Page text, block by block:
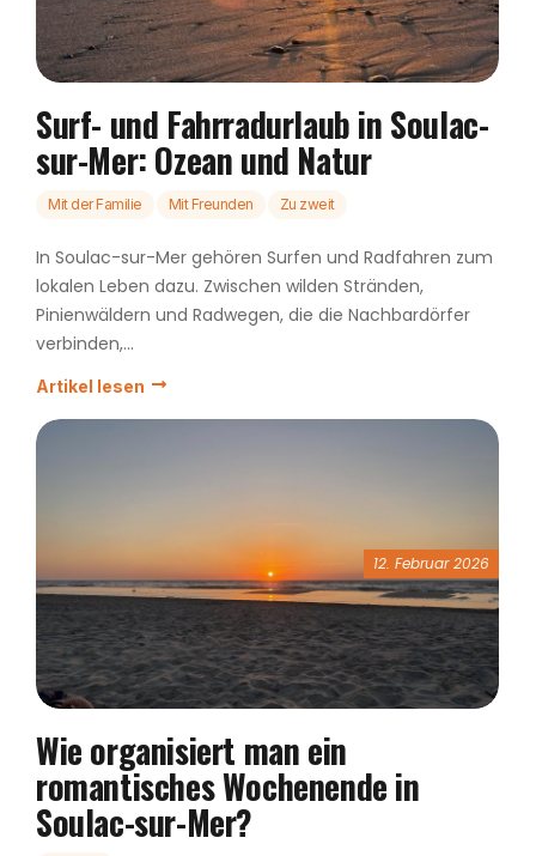
Surf- und Fahrradurlaub in Soulac-
sur-Mer: Ozean und Natur
Mit der Familie Mit Freunden Zu zweit
In Soulac-sur-Mer gehören Surfen und Radfahren zum
lokalen Leben dazu. Zwischen wilden Stränden,
Pinienwäldern und Radwegen, die die Nachbardörfer
verbinden,...
Artikel lesen
12. Februar 2026
Wie organisiert man ein
romantisches Wochenende in
Soulac-sur-Mer?